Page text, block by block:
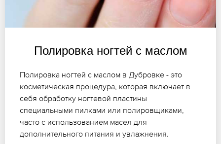
Полировка ногтей с маслом
Полировка ногтей с маслом в Дубровке - это
косметическая процедура, которая включает в
себя обработку ногтевой пластины
специальными пилками или полировщиками,
часто с использованием масел для
дополнительного питания и увлажнения.